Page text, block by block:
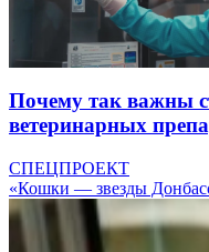
Почему так важны
ветеринарных
СПЕЦПРОЕКТ
«Кошки — звезды